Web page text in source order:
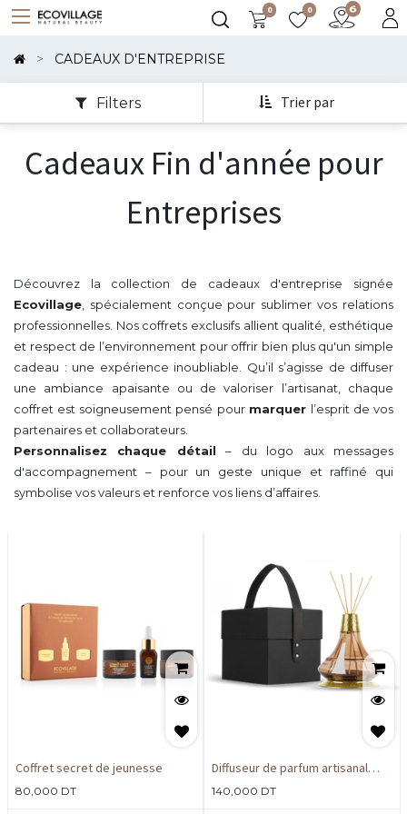
0 0
CADEAUX D'ENTREPRISE
Filters Trier par
Montrer
Catégories
Cadeaux Fin d'année pour
Entreprises
Découvrez la collection de cadeaux d'entreprise signée
Ecovillage , spécialement conçue pour sublimer vos relations
professionnelles. Nos coffrets exclusifs allient qualité, esthétique
et respect de l’environnement pour offrir bien plus qu'un simple
cadeau : une expérience inoubliable. Qu’il s’agisse de diffuser
une ambiance apaisante ou de valoriser l’artisanat, chaque
coffret est soigneusement pensé pour marquer l’esprit de vos
partenaires et collaborateurs.
Personnalisez chaque détail – du logo aux messages
d'accompagnement – pour un geste unique et raffiné qui
symbolise vos valeurs et renforce vos liens d’affaires.
Coffret secret de jeunesse
80,000 DT
Diffuseur de parfum artisanal
premium marron 1L
140,000 DT